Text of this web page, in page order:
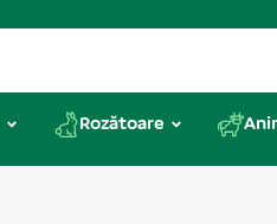
Rozătoare